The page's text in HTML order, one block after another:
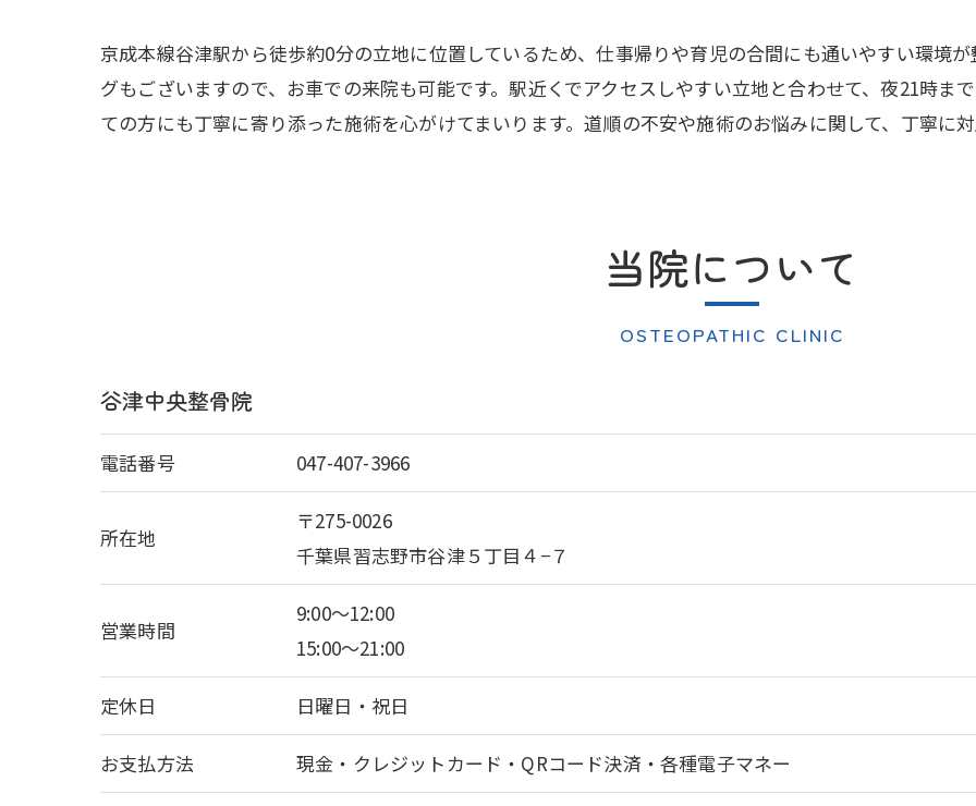
京成本線谷津駅から徒歩約0分の立地に位置しているため、仕事帰りや育児の合間にも通いやすい環境
グもございますので、お車での来院も可能です。駅近くでアクセスしやすい立地と合わせて、夜21時ま
ての方にも丁寧に寄り添った施術を心がけてまいります。道順の不安や施術のお悩みに関して、丁寧に
当院について
OSTEOPATHIC CLINIC
谷津中央整骨院
電話番号 047-407-3966
所在地
〒275-0026
千葉県習志野市谷津５丁目４−７
営業時間
9:00～12:00
15:00～21:00
定休日 日曜日・祝日
お支払方法 現金・クレジットカード・QRコード決済・各種電子マネー